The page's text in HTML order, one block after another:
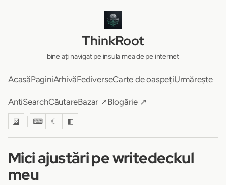
ThinkRoot
bine ați navigat pe insula mea de pe internet
AcasăPaginiArhivăFediverseCarte de oaspețiUrmărește
AntiSearchCăutareBazar ↗Blogărie ↗
⚄ ⌨ ☾ ◧
Mici ajustări pe writedeckul
meu